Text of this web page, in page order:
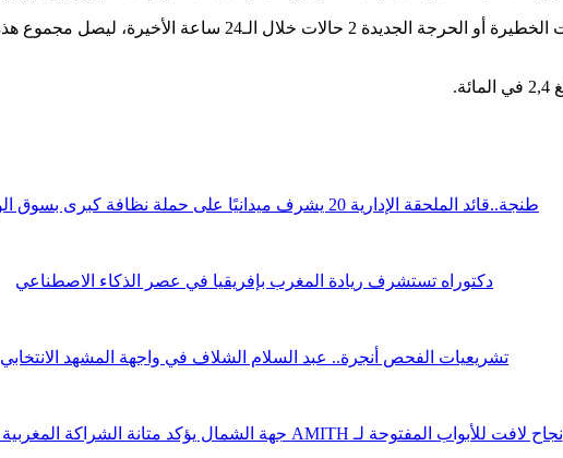
طنجة..قائد الملحقة الإدارية 20 يشرف ميدانيًا على حملة نظافة كبرى بسوق الوردة
دكتوراه تستشرف ريادة المغرب بإفريقيا في عصر الذكاء الاصطناعي
تشريعيات الفحص أنجرة.. عبد السلام الشلاف في واجهة المشهد الانتخابي
نجاح لافت للأبواب المفتوحة لـ AMITH جهة الشمال يؤكد متانة الشراكة المغربية الصينية